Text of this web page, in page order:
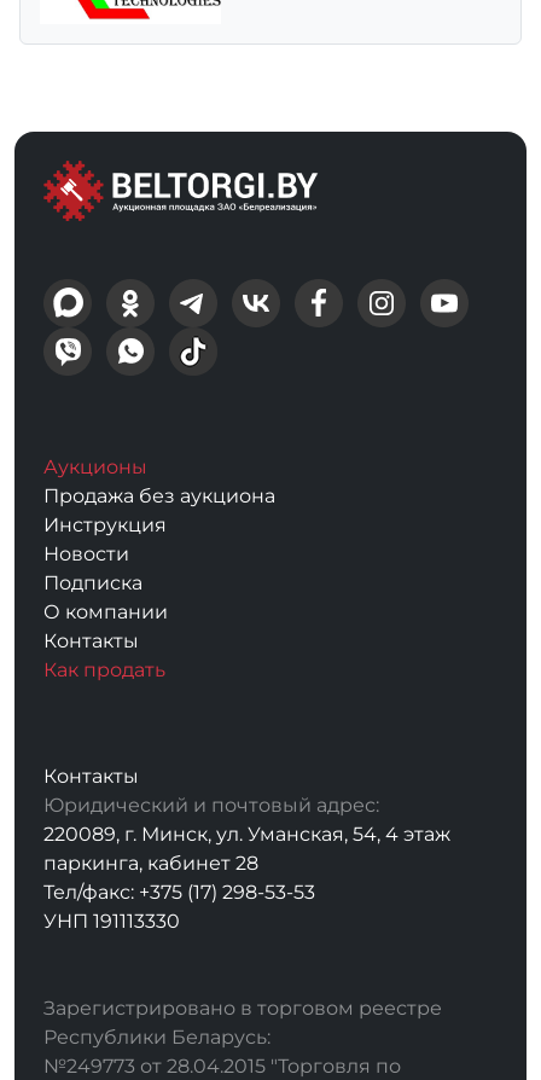
Аукционы
Продажа без аукциона
Инструкция
Новости
Подписка
О компании
Контакты
Как продать
Контакты
Юридический и почтовый адрес:
220089, г. Минск, ул. Уманская, 54, 4 этаж
паркинга, кабинет 28
Тел/факс: +375 (17) 298-53-53
УНП 191113330
Зарегистрировано в торговом реестре
Республики Беларусь:
№249773 от 28.04.2015 "Торговля по